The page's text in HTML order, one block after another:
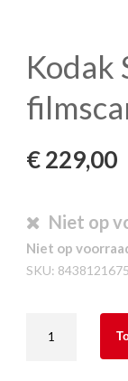
Kodak
€229,00
Niet op
Niet op
SKU:
Slide